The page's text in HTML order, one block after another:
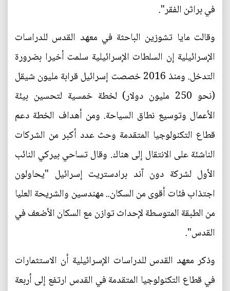
في براثن الفقر".
وقالت مايا تشوزين الباحثة في معهد القدس للدراسات
الإسرائيلية إن السلطات الإسرائيلية سلمت أخيرا بضرورة
التدخل. ومنذ 2016 خصصت إسرائيل قرابة مليون شيقل
(نحو 250 مليون دولار) لخطة خمسية لتحسين بيئة
الأعمال وتوسيع نطاق السياحة. ومن أهداف الخطة دعم
قطاع التكنولوجيا المتقدمة وحث عدد أكبر من الشركات
الناشئة على الانتقال إلى هناك. وقال تساحي بيركي النائب
الأول لشركة دون آند برادستريت إسرائيل "يحاولون
اجتذاب فئات أقوى من السكان.. مهندسين والشريحة العليا
من الطبقة المتوسطة لإحداث توازن مع السكان الأضعف في
القدس".
وذكر معهد القدس للدراسات الإسرائيلية أن الاستثمارات
في قطاع التكنولوجيا المتقدمة في القدس ارتفع إلى أربعة